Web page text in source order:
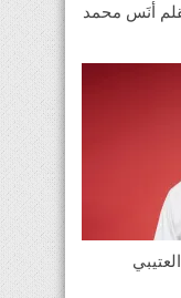
أنَس محمد